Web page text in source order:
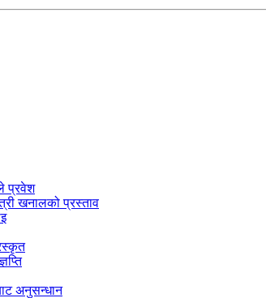
प्रवेश
खनालको प्रस्ताव
अनुसन्धान